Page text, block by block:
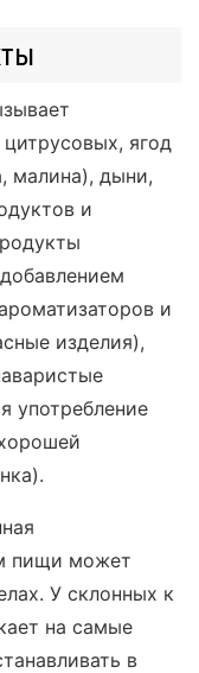
ягод
малина), дыни,
и
и
изделия),
употребление
пищи может
У склонных к
на самые
в